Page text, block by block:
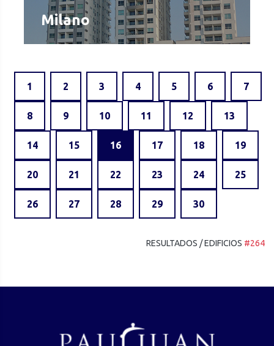
Milano
1 2 3 4 5 6 7
8 9 10 11 12 13
14 15 16 17 18 19
20 21 22 23 24 25
26 27 28 29 30
RESULTADOS / EDIFICIOS #264